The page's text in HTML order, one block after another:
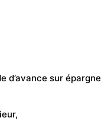
d’avance sur